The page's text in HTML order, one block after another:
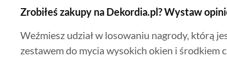
Zrobiłeś zakupy na Dekordia.pl? Wystaw
Weźmiesz udział w losowaniu nagrody, którą
zestawem do mycia wysokich okien i środkiem